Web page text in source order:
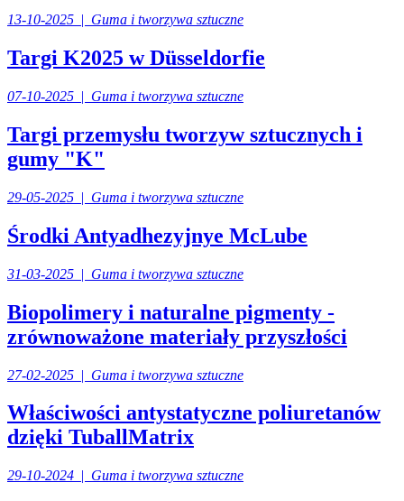
13-10-2025 | Guma i tworzywa sztuczne
Targi K2025 w Düsseldorfie
07-10-2025 | Guma i tworzywa sztuczne
Targi przemysłu tworzyw sztucznych i
gumy "K"
29-05-2025 | Guma i tworzywa sztuczne
Środki Antyadhezyjnye McLube
31-03-2025 | Guma i tworzywa sztuczne
Biopolimery i naturalne pigmenty -
zrównoważone materiały przyszłości
27-02-2025 | Guma i tworzywa sztuczne
Właściwości antystatyczne poliuretanów
dzięki TuballMatrix
29-10-2024 | Guma i tworzywa sztuczne